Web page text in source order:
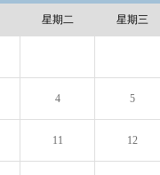
星期二 星期三
4 5
11 12